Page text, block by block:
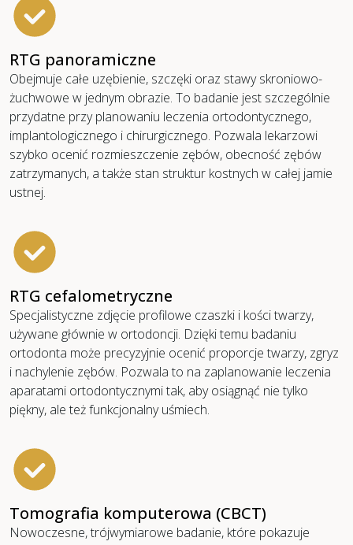
RTG panoramiczne
Obejmuje całe uzębienie, szczęki oraz stawy skroniowo-
żuchwowe w jednym obrazie. To badanie jest szczególnie
przydatne przy planowaniu leczenia ortodontycznego,
implantologicznego i chirurgicznego. Pozwala lekarzowi
szybko ocenić rozmieszczenie zębów, obecność zębów
zatrzymanych, a także stan struktur kostnych w całej jamie
ustnej.
RTG cefalometryczne
Specjalistyczne zdjęcie profilowe czaszki i kości twarzy,
używane głównie w ortodoncji. Dzięki temu badaniu
ortodonta może precyzyjnie ocenić proporcje twarzy, zgryz
i nachylenie zębów. Pozwala to na zaplanowanie leczenia
aparatami ortodontycznymi tak, aby osiągnąć nie tylko
piękny, ale też funkcjonalny uśmiech.
Tomografia komputerowa (CBCT)
Nowoczesne, trójwymiarowe badanie, które pokazuje